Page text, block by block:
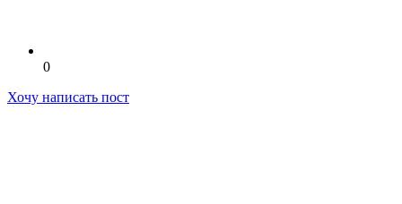
0
Хочу написать пост